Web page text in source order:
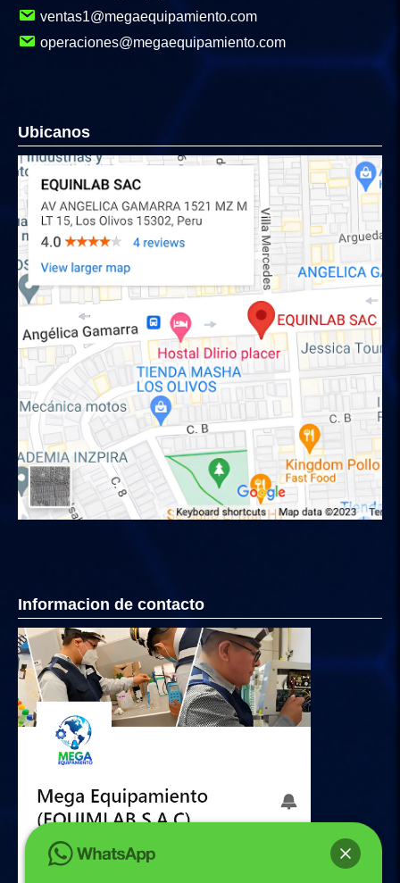
ventas1@megaequipamiento.com
operaciones@megaequipamiento.com
Ubicanos
Informacion de contacto